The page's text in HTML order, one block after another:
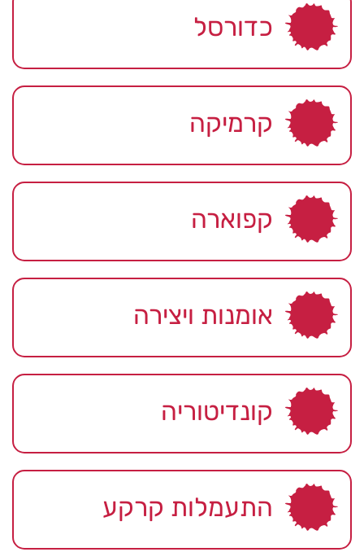
כדורסל
קרמיקה
קפוארה
אומנות ויצירה
קונדיטוריה
התעמלות קרקע